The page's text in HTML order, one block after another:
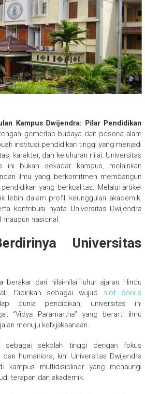
Kampus Dwijendra: Pilar Pendidikan
gemerlap budaya dan pesona alam
institusi pendidikan tinggi yang menjadi
karakter, dan keluhuran nilai: Universitas
ini bukan sekadar kampus, melainkan
ilmu yang berkomitmen membangun
yang berkualitas. Melalui artikel
lebih dalam profil, keunggulan akademik,
kontribusi nyata Universitas Dwijendra
maupun nasional.
Universitas
berakar dari nilai-nilai luhur ajaran Hindu
Didirikan sebagai wujud slot bonus
dunia pendidikan, universitas ini
“Vidya Paramartha” yang berarti ilmu
menuju kebijaksanaan.
sebagai sekolah tinggi dengan fokus
dan humaniora, kini Universitas Dwijendra
kampus multidisipliner yang menaungi
terapan dan akademik.